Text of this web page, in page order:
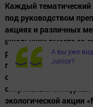
Каждый тематический
под руководством
акциях и различных
школьники вместе со
руководителями в
провели мероприятия
образа жизни:
спортивные конкурсы.
экологической акции
А вы уже
Junior?